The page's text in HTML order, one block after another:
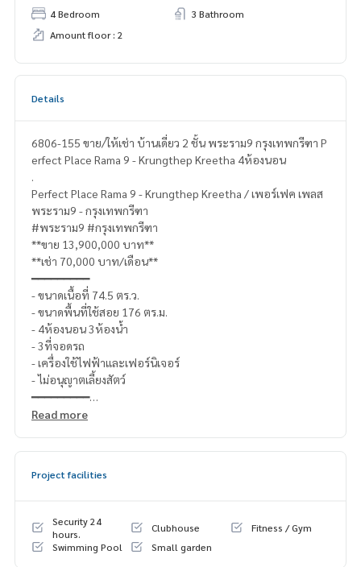
4 Bedroom
3 Bathroom
Amount floor : 2
Details
6806-155 ขาย/ให้เช่า บ้านเดี่ยว 2 ชั้น พระราม9 กรุงเทพกรีฑา P
erfect Place Rama 9 - Krungthep Kreetha 4ห้องนอน
.
Perfect Place Rama 9 - Krungthep Kreetha / เพอร์เฟค เพลส
พระราม9 - กรุงเทพกรีฑา
#พระราม9 #กรุงเทพกรีฑา
**ขาย 13,900,000 บาท**
**เช่า 70,000 บาท/เดือน**
━━━━━━━━━
- ขนาดเนื้อที่ 74.5 ตร.ว.
- ขนาดพื้นที่ใช้สอย 176 ตร.ม.
- 4ห้องนอน 3ห้องน้ำ
- 3ที่จอดรถ
- เครื่องใช้ไฟฟ้าและเฟอร์นิเจอร์
- ไม่อนุญาตเลี้ยงสัตว์
━━━━━━━━━
สอบถามรายละเอียดเพิ่มเติม
(Eng) K.Belle 098-6542399, Whatsapp
รับฝากซื้อ ขาย เช่า ที่ดิน บ้าน ทาวเฮ้าส์ ทาวโฮม คอนโด อพาร์ทเม
นท์ โรงแรม รีสอร์ท กับทีมงานอสังหาฯมืออาชีพ ที่ทำงานกันเป็นร
Read more
Project facilities
Security 24
hours.
Clubhouse
Fitness / Gym
Swimming Pool
Small garden